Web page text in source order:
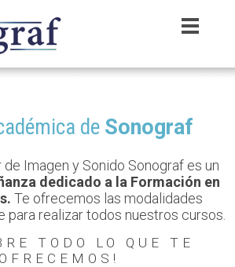
de Sonograf
de Imagen y Sonido Sonograf es un
dedicado a la Formación en
Te ofrecemos las modalidades
para realizar todos nuestros cursos.
TODO LO QUE TE
OFRECEMOS!